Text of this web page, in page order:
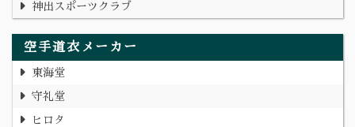
神出スポーツクラブ
空手道衣メーカー
東海堂
守礼堂
ヒロタ